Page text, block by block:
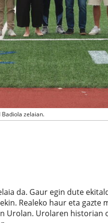
zelaian.
da. Gaur egin dute
Realeko haur eta gazte
Urolan. Urolaren historian